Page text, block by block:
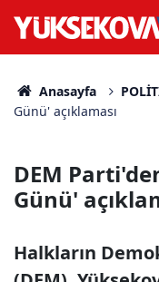
Anasayfa
Günü' açıklaması
DEM
Günü'
Halkların